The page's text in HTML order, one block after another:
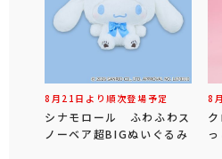
8月21日より順次登場予定
シナモロール ふわふわス
ノーベア超BIGぬいぐるみ
8